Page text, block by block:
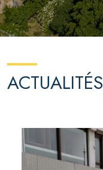
ACTUALITÉS